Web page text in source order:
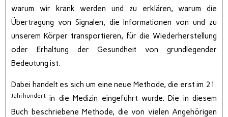
warum wir krank werden und zu erklären, warum die
Übertragung von Signalen, die Informationen von und zu
unserem Körper transportieren, für die Wiederherstellung
oder Erhaltung der Gesundheit von grundlegender
Bedeutung ist.
Dabei handelt es sich um eine neue Methode, die erst im 21.
Jahrhundert in die Medizin eingeführt wurde. Die in diesem
Buch beschriebene Methode, die von vielen Angehörigen